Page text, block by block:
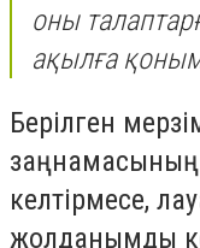
оны
ақылға
Берілген
заңнамасының
келтірмесе,
жолданымды